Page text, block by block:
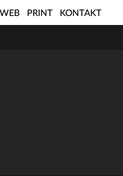
WEB PRINT KONTAKT